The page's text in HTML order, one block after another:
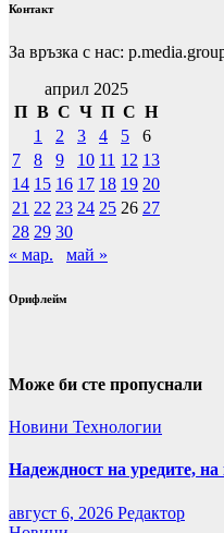
Контакт
За връзка с нас:
април 2025
П В С Ч П С Н
1
2 3 4 5
6
7
8 9 10 11 12 13
14 15 16 17 18 19 20
21 22 23 24 25 26 27
28 29 30
« мар.
май »
Орифлейм
Може би сте пропуснали
Новини Технологии
Надеждност на уредите,
август 6, 2026 Редактор